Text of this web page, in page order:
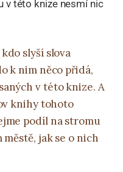
v této knize nesmí nic
slyší slova
k nim něco přidá,
v této knize. A
knihy tohoto
podíl na stromu
jak se o nich